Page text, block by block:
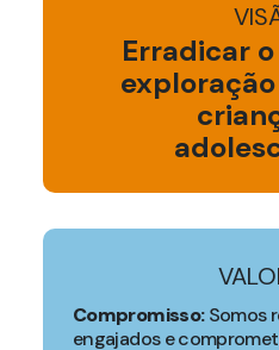
Erradicar
Compromisso:Somos
engajados e